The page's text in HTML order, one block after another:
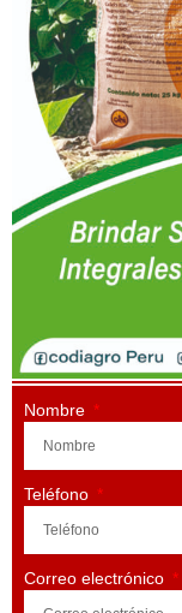
Nombre
Teléfono
Correo electrónico